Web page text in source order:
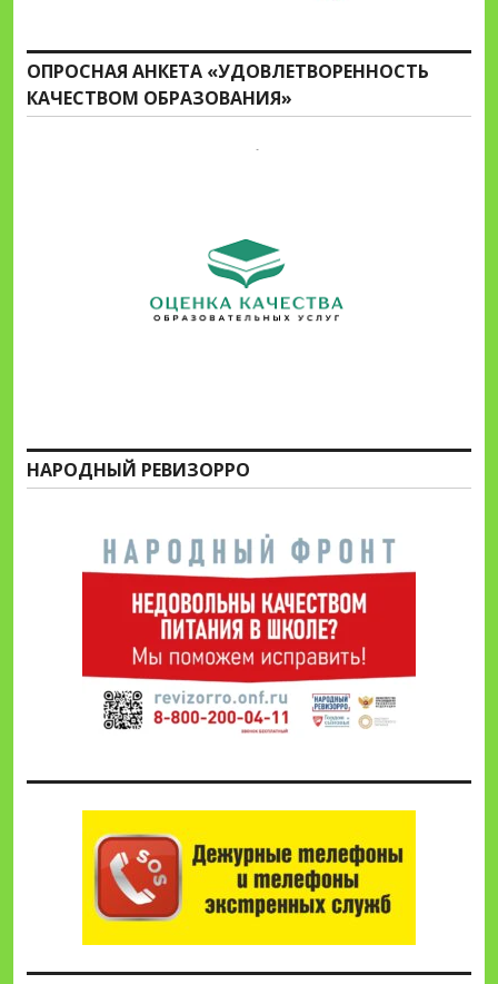
ОПРОСНАЯ АНКЕТА «УДОВЛЕТВОРЕННОСТЬ
КАЧЕСТВОМ ОБРАЗОВАНИЯ»
НАРОДНЫЙ РЕВИЗОРРО